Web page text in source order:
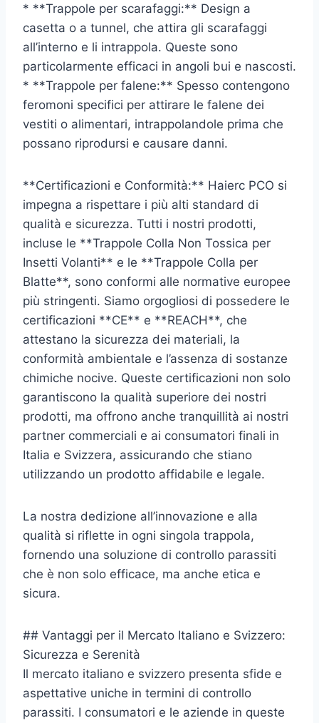
* **Trappole per scarafaggi:** Design a
casetta o a tunnel, che attira gli scarafaggi
all’interno e li intrappola. Queste sono
particolarmente efficaci in angoli bui e nascosti.
* **Trappole per falene:** Spesso contengono
feromoni specifici per attirare le falene dei
vestiti o alimentari, intrappolandole prima che
possano riprodursi e causare danni.
**Certificazioni e Conformità:** Haierc PCO si
impegna a rispettare i più alti standard di
qualità e sicurezza. Tutti i nostri prodotti,
incluse le **Trappole Colla Non Tossica per
Insetti Volanti** e le **Trappole Colla per
Blatte**, sono conformi alle normative europee
più stringenti. Siamo orgogliosi di possedere le
certificazioni **CE** e **REACH**, che
attestano la sicurezza dei materiali, la
conformità ambientale e l’assenza di sostanze
chimiche nocive. Queste certificazioni non solo
garantiscono la qualità superiore dei nostri
prodotti, ma offrono anche tranquillità ai nostri
partner commerciali e ai consumatori finali in
Italia e Svizzera, assicurando che stiano
utilizzando un prodotto affidabile e legale.
La nostra dedizione all’innovazione e alla
qualità si riflette in ogni singola trappola,
fornendo una soluzione di controllo parassiti
che è non solo efficace, ma anche etica e
sicura.
## Vantaggi per il Mercato Italiano e Svizzero:
Sicurezza e Serenità
Il mercato italiano e svizzero presenta sfide e
aspettative uniche in termini di controllo
parassiti. I consumatori e le aziende in queste